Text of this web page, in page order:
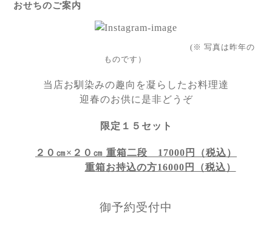
おせちのご案内
(※ 写真は昨年の
ものです）
当店お馴染みの趣向を凝らしたお料理達
迎春のお供に是非どうぞ
限定１５セット
２０㎝×２０㎝ 重箱二段 17000円（税込）
重箱お持込の方16000円（税込）
御予約受付中